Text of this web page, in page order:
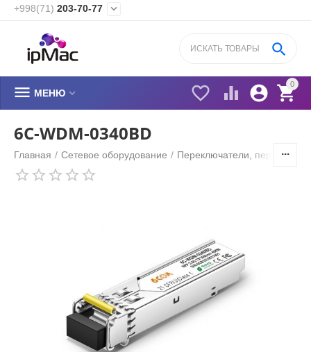
+998(71) 203-70-77 
0


 

 МЕНЮ 
6C-WDM-0340BD
Главная / Сетевое оборудование / Переключатели,